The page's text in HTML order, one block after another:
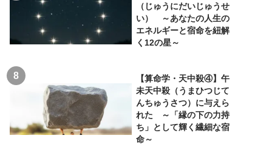
（じゅうにだいじゅうせ
い） ～あなたの人生の
エネルギーと宿命を紐解
く12の星～
【算命学・天中殺④】午
未天中殺（うまひつじて
んちゅうさつ）に与えら
れた ～「縁の下の力持
ち」として輝く繊細な宿
命～